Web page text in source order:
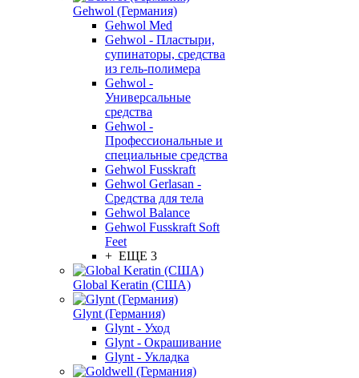
Gehwol (Германия)
Gehwol Med
Gehwol - Пластыри,
супинаторы, средства
из гель-полимера
Gehwol -
Универсальные
средства
Gehwol -
Профессиональные и
специальные средства
Gehwol Fusskraft
Gehwol Gerlasan -
Средства для тела
Gehwol Balance
Gehwol Fusskraft Soft
Feet
+ ЕЩЕ 3
Global Keratin (США)
Glynt (Германия)
Glynt - Уход
Glynt - Окрашивание
Glynt - Укладка